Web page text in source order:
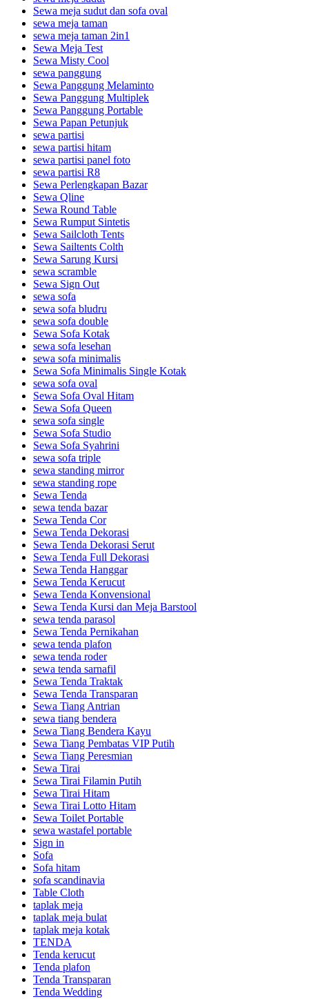
Sewa meja sudut dan sofa oval
sewa meja taman
sewa meja taman 2in1
Sewa Meja Test
Sewa Misty Cool
sewa panggung
Sewa Panggung Melaminto
Sewa Panggung Multiplek
Sewa Panggung Portable
Sewa Papan Petunjuk
sewa partisi
sewa partisi hitam
sewa partisi panel foto
sewa partisi R8
Sewa Perlengkapan Bazar
Sewa Qline
Sewa Round Table
Sewa Rumput Sintetis
Sewa Sailcloth Tents
Sewa Sailtents Colth
Sewa Sarung Kursi
sewa scramble
Sewa Sign Out
sewa sofa
sewa sofa bludru
sewa sofa double
Sewa Sofa Kotak
sewa sofa lesehan
sewa sofa minimalis
Sewa Sofa Minimalis Single Kotak
sewa sofa oval
Sewa Sofa Oval Hitam
Sewa Sofa Queen
sewa sofa single
Sewa Sofa Studio
Sewa Sofa Syahrini
sewa sofa triple
sewa standing mirror
sewa standing rope
Sewa Tenda
sewa tenda bazar
Sewa Tenda Cor
Sewa Tenda Dekorasi
Sewa Tenda Dekorasi Serut
Sewa Tenda Full Dekorasi
Sewa Tenda Hanggar
Sewa Tenda Kerucut
Sewa Tenda Konvensional
Sewa Tenda Kursi dan Meja Barstool
sewa tenda parasol
Sewa Tenda Pernikahan
sewa tenda plafon
sewa tenda roder
sewa tenda sarnafil
Sewa Tenda Traktak
Sewa Tenda Transparan
Sewa Tiang Antrian
sewa tiang bendera
Sewa Tiang Bendera Kayu
Sewa Tiang Pembatas VIP Putih
Sewa Tiang Peresmian
Sewa Tirai
Sewa Tirai Filamin Putih
Sewa Tirai Hitam
Sewa Tirai Lotto Hitam
Sewa Toilet Portable
sewa wastafel portable
Sign in
Sofa
Sofa hitam
sofa scandinavia
Table Cloth
taplak meja
taplak meja bulat
taplak meja kotak
TENDA
Tenda kerucut
Tenda plafon
Tenda Transparan
Tenda Wedding